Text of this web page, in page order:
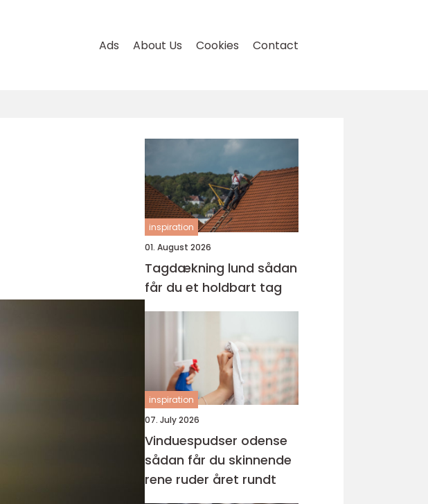
Ads About Us Cookies Contact
inspiration
01. August 2026
Tagdækning lund sådan
får du et holdbart tag
inspiration
07. July 2026
Vinduespudser odense
sådan får du skinnende
rene ruder året rundt